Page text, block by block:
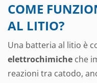
COME
AL LITIO?
Una batteria al litio è
elettrochimiche che
reazioni tra catodo,